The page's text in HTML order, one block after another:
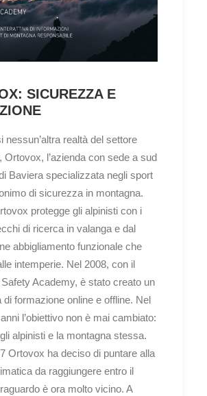
SICUREZZA E
nessun’altra realtà del settore
Ortovox, l’azienda con sede a sud
Baviera specializzata negli sport
di sicurezza in montagna.
protegge gli alpinisti con i
di ricerca in valanga e dal
abbigliamento funzionale che
intemperie. Nel 2008, con il
Academy, è stato creato un
di formazione online e offline. Nel
l’obiettivo non è mai cambiato:
alpinisti e la montagna stessa.
Ortovox ha deciso di puntare alla
da raggiungere entro il
è ora molto vicino. A